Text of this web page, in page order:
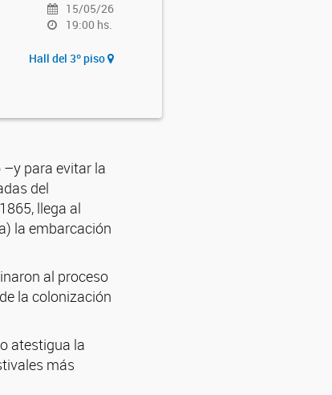
15/05/26
19:00 hs.
Hall del 3º piso
–y para evitar la
del
llega al
la embarcación
al proceso
la colonización
atestigua la
más